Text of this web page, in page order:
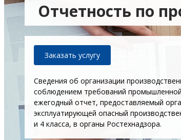
Отчетность по
Заказать услугу
Сведения об организации
соблюдением требований
ежегодный отчет, предоставляемый
эксплуатирующей опасный
и 4 класса, в органы Ростехнадзора.